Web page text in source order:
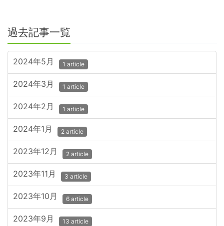
過去記事一覧
2024年5月 1 article
2024年3月 1 article
2024年2月 1 article
2024年1月 2 article
2023年12月 2 article
2023年11月 3 article
2023年10月 6 article
2023年9月 13 article